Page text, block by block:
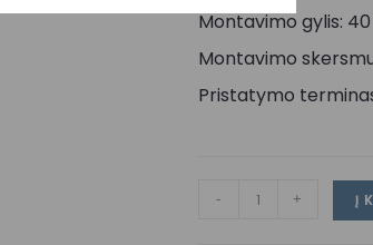
Montavimo gylis:
Montavimo
Pristatymo
- + Į